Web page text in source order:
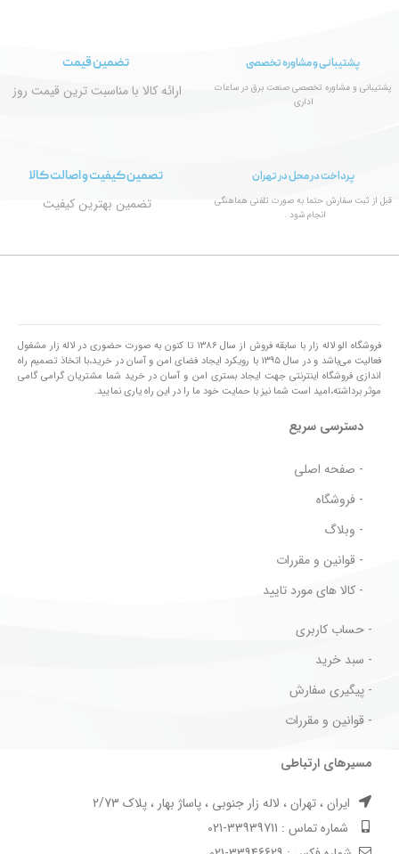
پشتیبانی و مشاوره تخصصی
پشتیبانی و مشاوره تخصصی صنعت برق در ساعات
اداری
تضمین قیمت
ارائه کالا با مناسبت ترین قیمت روز
پرداخت در محل در تهران
قبل از ثبت سفارش حتما به صورت تلفنی هماهنگی
انجام شود .
تصمین کیفیت و اصالت کالا
تضمین بهترین کیفیت
فروشگاه الو لاله زار با سابقه فروش از سال ۱۳۸۶ تا کنون به صورت حضوری در لاله زار مشغول
فعالیت می‌باشد و در سال ۱۳۹۵ با رویکرد ایجاد فضای امن و آسان در خرید،با اتخاذ تصمیم راه
اندازی فروشگاه اینترنتی جهت ایجاد بستری امن و آسان در خرید شما مشتریان گرامی گامی
موثر برداشته،امید است شما نیز با حمایت خود ما را در این راه یاری نمایید.
دسترسی سریع
- صفحه اصلی
- فروشگاه
- وبلاگ
- قوانین و مقررات
- کالا های مورد تایید
- حساب کاربری
- سبد خرید
- پیگیری سفارش
- قوانین و مقررات
مسیرهای ارتباطی
ایران ، تهران ، لاله زار جنوبی ، پاساژ بهار ، پلاک 2/73
شماره تماس : 33939711-021